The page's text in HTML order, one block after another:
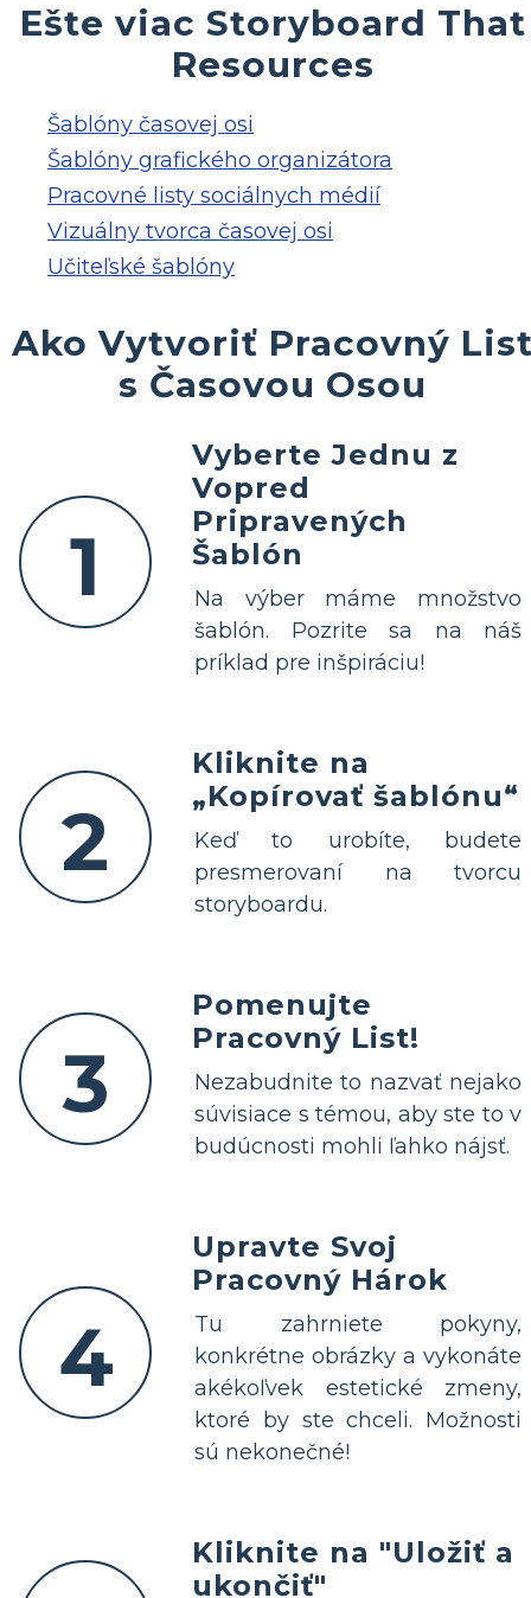
Ešte viac Storyboard That
Resources
Šablóny časovej osi
Šablóny grafického organizátora
Pracovné listy sociálnych médií
Vizuálny tvorca časovej osi
Učiteľské šablóny
Ako Vytvoriť Pracovný
s Časovou Osou
1
Vyberte Jednu z
Vopred
Pripravených
Šablón
Na výber máme množstvo
šablón. Pozrite sa na náš
príklad pre inšpiráciu!
2
Kliknite na
„Kopírovať šablónu“
Keď to urobíte, budete
presmerovaní na tvorcu
storyboardu.
3
Pomenujte
Pracovný List!
Nezabudnite to nazvať nejako
súvisiace s témou, aby ste to v
budúcnosti mohli ľahko nájsť.
4
Upravte Svoj
Pracovný Hárok
Tu zahrniete pokyny,
konkrétne obrázky a vykonáte
akékoľvek estetické zmeny,
ktoré by ste chceli. Možnosti
sú nekonečné!
Kliknite na "Uložiť a
ukončiť"